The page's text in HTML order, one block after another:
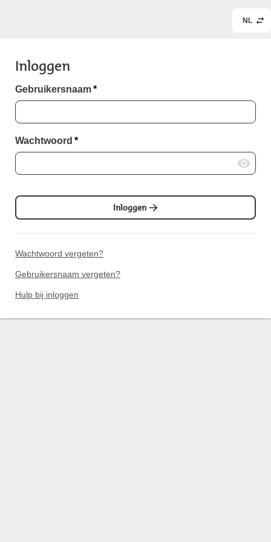
NL
Inloggen
Gebruikersnaam*
Wachtwoord *
Inloggen
Wachtwoord vergeten?
Gebruikersnaam vergeten?
Hulp bij inloggen